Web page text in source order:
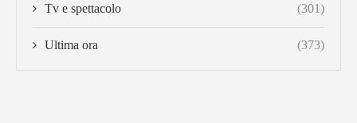
Tv e spettacolo (301)
Ultima ora (373)